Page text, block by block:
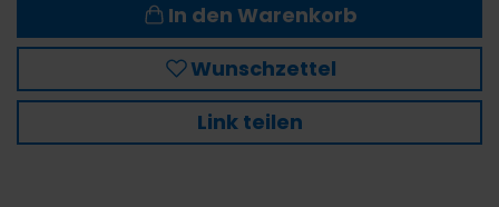
In den Warenkorb
Wunschzettel
Link teilen